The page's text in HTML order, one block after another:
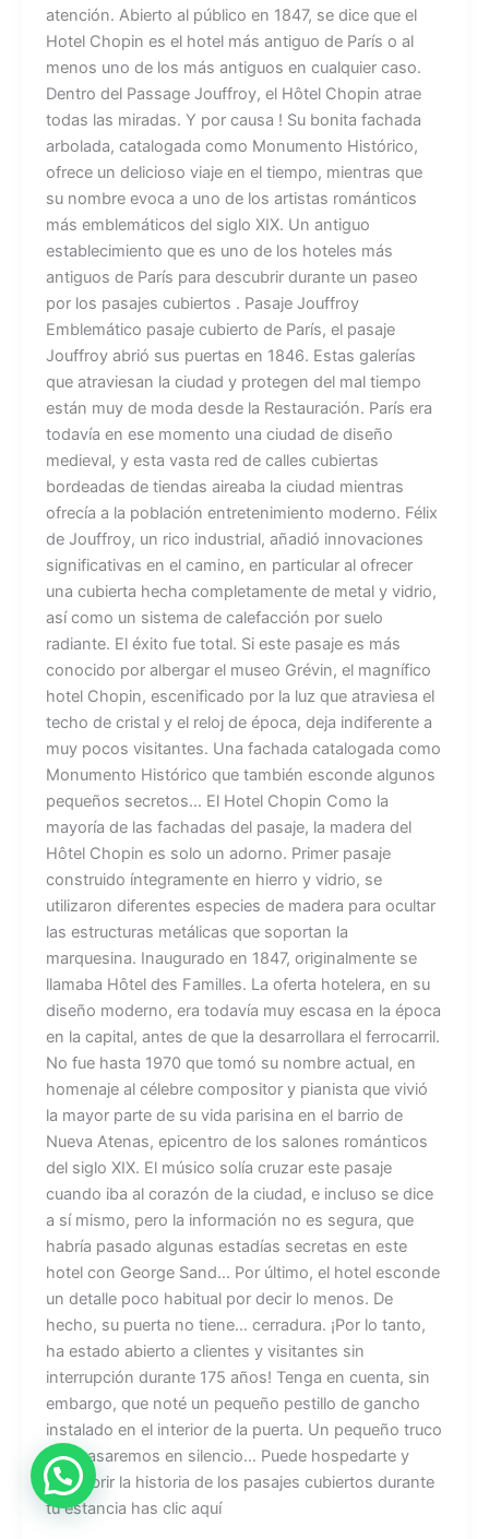
atención. Abierto al público en 1847, se dice que el
Hotel Chopin es el hotel más antiguo de París o al
menos uno de los más antiguos en cualquier caso.
Dentro del Passage Jouffroy, el Hôtel Chopin atrae
todas las miradas. Y por causa ! Su bonita fachada
arbolada, catalogada como Monumento Histórico,
ofrece un delicioso viaje en el tiempo, mientras que
su nombre evoca a uno de los artistas románticos
más emblemáticos del siglo XIX. Un antiguo
establecimiento que es uno de los hoteles más
antiguos de París para descubrir durante un paseo
por los pasajes cubiertos . Pasaje Jouffroy
Emblemático pasaje cubierto de París, el pasaje
Jouffroy abrió sus puertas en 1846. Estas galerías
que atraviesan la ciudad y protegen del mal tiempo
están muy de moda desde la Restauración. París era
todavía en ese momento una ciudad de diseño
medieval, y esta vasta red de calles cubiertas
bordeadas de tiendas aireaba la ciudad mientras
ofrecía a la población entretenimiento moderno. Félix
de Jouffroy, un rico industrial, añadió innovaciones
significativas en el camino, en particular al ofrecer
una cubierta hecha completamente de metal y vidrio,
así como un sistema de calefacción por suelo
radiante. El éxito fue total. Si este pasaje es más
conocido por albergar el museo Grévin, el magnífico
hotel Chopin, escenificado por la luz que atraviesa el
techo de cristal y el reloj de época, deja indiferente a
muy pocos visitantes. Una fachada catalogada como
Monumento Histórico que también esconde algunos
pequeños secretos… El Hotel Chopin Como la
mayoría de las fachadas del pasaje, la madera del
Hôtel Chopin es solo un adorno. Primer pasaje
construido íntegramente en hierro y vidrio, se
utilizaron diferentes especies de madera para ocultar
las estructuras metálicas que soportan la
marquesina. Inaugurado en 1847, originalmente se
llamaba Hôtel des Familles. La oferta hotelera, en su
diseño moderno, era todavía muy escasa en la época
en la capital, antes de que la desarrollara el ferrocarril.
No fue hasta 1970 que tomó su nombre actual, en
homenaje al célebre compositor y pianista que vivió
la mayor parte de su vida parisina en el barrio de
Nueva Atenas, epicentro de los salones románticos
del siglo XIX. El músico solía cruzar este pasaje
cuando iba al corazón de la ciudad, e incluso se dice
a sí mismo, pero la información no es segura, que
habría pasado algunas estadías secretas en este
hotel con George Sand… Por último, el hotel esconde
un detalle poco habitual por decir lo menos. De
hecho, su puerta no tiene… cerradura. ¡Por lo tanto,
ha estado abierto a clientes y visitantes sin
interrupción durante 175 años! Tenga en cuenta, sin
embargo, que noté un pequeño pestillo de gancho
instalado en el interior de la puerta. Un pequeño truco
que pasaremos en silencio… Puede hospedarte y
descubrir la historia de los pasajes cubiertos durante
tu estancia has clic aquí